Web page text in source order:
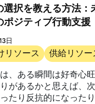
選択を教える方法：
ポジティブ行動支援
日
リソース
供給リソー
、ある瞬間は好奇心
があるかと思えば、
たり反抗的になったり